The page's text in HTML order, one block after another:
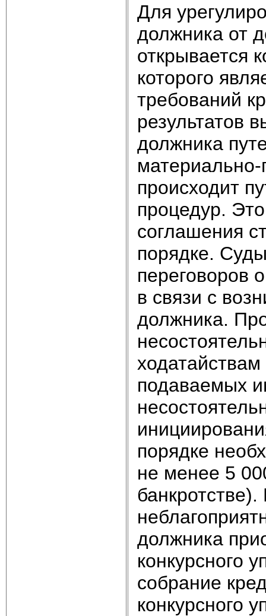
Для
должника от
открывается
которого
требований
результатов
должника
происходит
процедур.
соглашения
порядке.
переговоров
в связи с
должника.
подаваемых
порядке
не менее 5
должника
конкурсного
собрание
конкурсного